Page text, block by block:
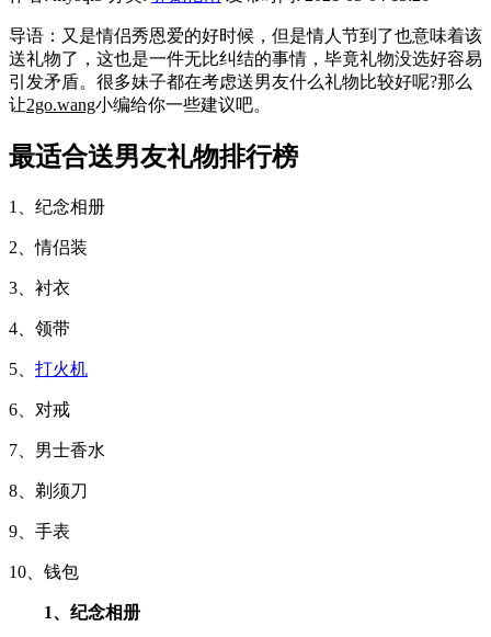
导语：又是情侣秀恩爱的好时候，但是情人节到了也意味着该
送礼物了，这也是一件无比纠结的事情，毕竟礼物没选好容易
引发矛盾。很多妹子都在考虑送男友什么礼物比较好呢?那么
让2go.wang小编给你一些建议吧。
最适合送男友礼物排行榜
1、纪念相册
2、情侣装
3、衬衣
4、领带
5、 打火机
6、对戒
7、男士香水
8、剃须刀
9、手表
10、钱包
1、纪念相册